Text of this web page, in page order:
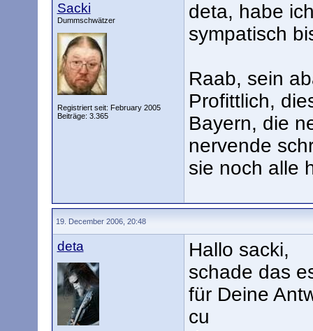
Sacki
Dummschwätzer
Registriert seit: February 2005
Beiträge: 3.365
deta, habe
sympatisch
Raab, sein
Profittlich,
Bayern, die
nervende
sie noch alle
19. December 2006, 20:48
deta
Hallo sacki,
schade das
für Deine
cu